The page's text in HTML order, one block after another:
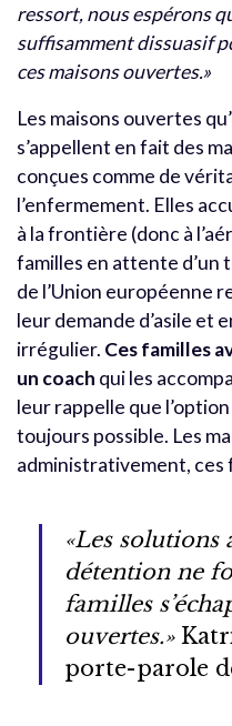
ressort, nous espérons
suffisamment dissuasif
ces maisons ouvertes.»
Les maisons ouvertes
s’appellent en fait des
conçues comme de
l’enfermement. Elles
à la frontière (donc à
familles en attente d’un
de l’Union européenne
leur demande d’asile et
irrégulier. Ces familles
un coach qui les
leur rappelle que
toujours possible. Les
administrativement, ces
«Les solutions
détention ne
familles
ouvertes.»
porte-parole